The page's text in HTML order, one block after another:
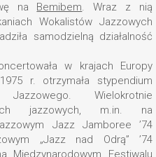
na Bemibem. Wraz z nią
Wokalistów Jazzowych
samodzielną działalność
w krajach Europy
r. otrzymała stypendium
Wielokrotnie
jazzowych, m.in. na
Jazz Jamboree ’74
„Jazz nad Odrą” ’74
Międzynarodowym Festiwalu